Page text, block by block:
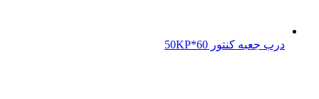
درب جعبه کنتور 50KP*60